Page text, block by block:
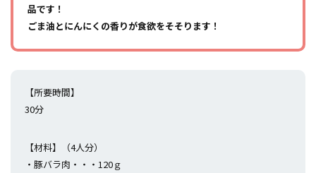
品です！
ごま油とにんにくの香りが食欲をそそります！
【所要時間】
30分
【材料】（4人分）
・豚バラ肉・・・120ｇ